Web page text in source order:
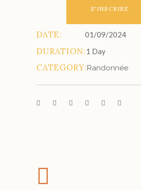
S'INSCRIRE
DATE: 01/09/2024
DURATION:1 Day
CATEGORY:Randonnée